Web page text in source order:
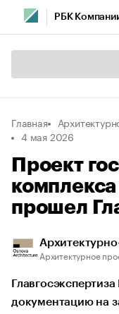
РБК
Главная
4 мая 2026
Проект
прошел
Архитектурное
документацию на